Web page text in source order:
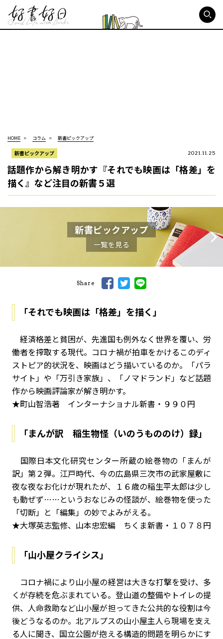
HOME コラム 新書ピックアップ
新書ピックアップ 2021.11.25
話題作から解き明かす『それでも映画は「格差」を
描く』など注目の新書５選
新書ピックアップ
一覧を見る
Share
「それでも映画は「格差」を描く」
経済格差と貧困が、先進国も例外なく世界を覆い、労
働者を搾取する現代。コロナ禍が拍車をかけるこのディ
ストピア的状況を、映画はどう描いているのか。「パラ
サイト」や「万引き家族」、「ノマドランド」など話題
作から映画評論家が解き明かす。
★町山智浩著 インターナショナル新書・９９０円
「まんが訳 稲生物怪（いのうもののけ）録」
国際日本文化研究センター所蔵の絵巻物の「まんが
訳」第２弾。江戸時代、今の広島県三次市の武家屋敷に
夜な夜なお化けが現れたが、１６歳の稲生平太郎は少し
も動ぜず……というおなじみの怪談が、絵巻物を使った
「切断」と「編集」の妙でよみがえる。
★大塚英志監修、山本忠宏編 ちくま新書・１０７８円
「山小屋クライシス」
コロナ禍により山小屋の経営は大きな打撃を受け、多
くが存続を危ぶまれている。登山道の整備やトイレの提
供、人命救助など山小屋が担ってきた公共的な役割は今
後どうなるのか。北アルプスの山小屋主人ら現場を支え
る人に聞き、国立公園が抱える構造的問題を明らかにす